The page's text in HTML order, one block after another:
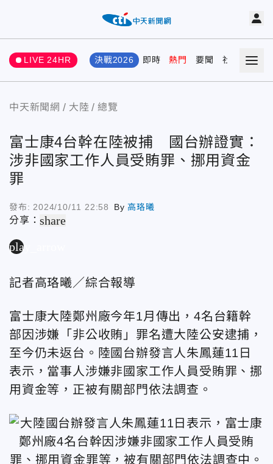
LIVE 24HR 決戰2026 即時 熱門 要聞 社會 娛樂
中天新聞網 大陸 總覽
富士康4台幹在陸被捕 國台辦證實：
涉非國家工作人員受賄罪、挪用資金
罪
發布: 2024/10/11 22:58 By高珞曦
分享：share
play_arrow
記者高珞曦／綜合報導
富士康大陸鄭州廠今年1月傳出，4名台籍幹
部因涉嫌「非公收賄」罪名遭大陸公安逮捕，
至今仍未返台。陸國台辦發言人朱鳳蓮11日
表示，當事人涉嫌非國家工作人員受賄罪、挪
用資金等，正被有關部門依法調查。